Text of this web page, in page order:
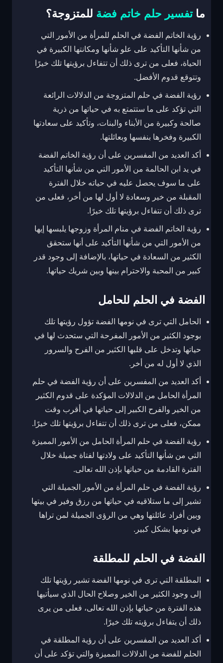
ماتفسير حلم خاتم فضة للمتزوجة؟
رؤية الخاتم الفضة في الحلم للمرأة من الأمور التي
من شأنها التأكيد على علو شأنها ومكانتها الكبيرة في
الحياة، فعلى من ترى ذلك أن تتفاءل برؤيتها تلك خيرًا
وتتوقع قدوم الأفضل.
رؤية الفضة في حلم المتزوجة من الدلالات الرائعة
التي تؤكد على ما ستتمتع به في حياتها من ذرية
صالحة وكبيرة من الأبناء والبنات، وتأكيد على سعادتها
الكبيرة وفخرها بنفسها وبعائلتها.
أكد العديد من المفسرين على أن رؤية الخاتم الفضة
في يد ابن الحالمة من الأمور التي من شأنها التأكيد
على ما سوف يحصل عليه في حياته خلال الفترة
المقبلة من خير وسعادة لا أول لها من أخر، فعلى من
ترى ذلك أن تتفاءل برؤيتها تلك خيرًا.
رؤية الخاتم الفضة في منام المرأة وزوجها يلبسها إيها
من الأمور التي من شأنها التأكيد على أنها ستحقق
الكثير من السعادة في حياتها، بالإضافة إلى وجود قدر
كبير من المحبة والاحترام بينها وبين شريك حياتها.
الفضة في الحلم للحامل
الحامل التي ترى في نومها الفضة تؤول رؤيتها تلك
بوجود الكثير من الأمور المفرحة التي ستحدث لها في
حياتها وتدخل على قلبها الكثير من الفرح والسرور
الذي لا أول له من أخر.
أكد العديد من المفسرين على أن رؤية الفضة في حلم
المرأة الحامل من الدلالات المؤكدة على قدوم الكثير
من الخير والفرح الكبير إلى حياتها في أقرب وقت
ممكن، فعلى من ترى ذلك أن تتفاءل برؤيتها تلك خيرًا.
رؤية الفضة في حلم المرأة الحامل من الأمور المميزة
التي من شأنها التأكيد على ولادتها لفتاة جميلة خلال
الفترة القادمة من حياتها بإذن الله تعالى.
رؤية الفضة في حلم المرأة من الأمور الجميلة التي
تشير إلى ما ستلاقيه في حياتها من رزق وفير في بيتها
وبين أفراد عائلتها وهي من الرؤى الجميلة لمن تراها
في نومها بشكل كبير.
الفضة في الحلم للمطلقة
المطلقة التي ترى في نومها الفضة تشير رؤيتها تلك
إلى وجود الكثير من الخير وصلاح الحال الذي سيأتيها
هذه الفترة من حياتها بإذن الله تعالى، فعلى من يرى
ذلك أن يتفاءل برؤيته تلك خيرًا.
أكد العديد من المفسرين على أن رؤية المطلقة في
الحلم للفضة من الدلالات المميزة والتي تؤكد على أن